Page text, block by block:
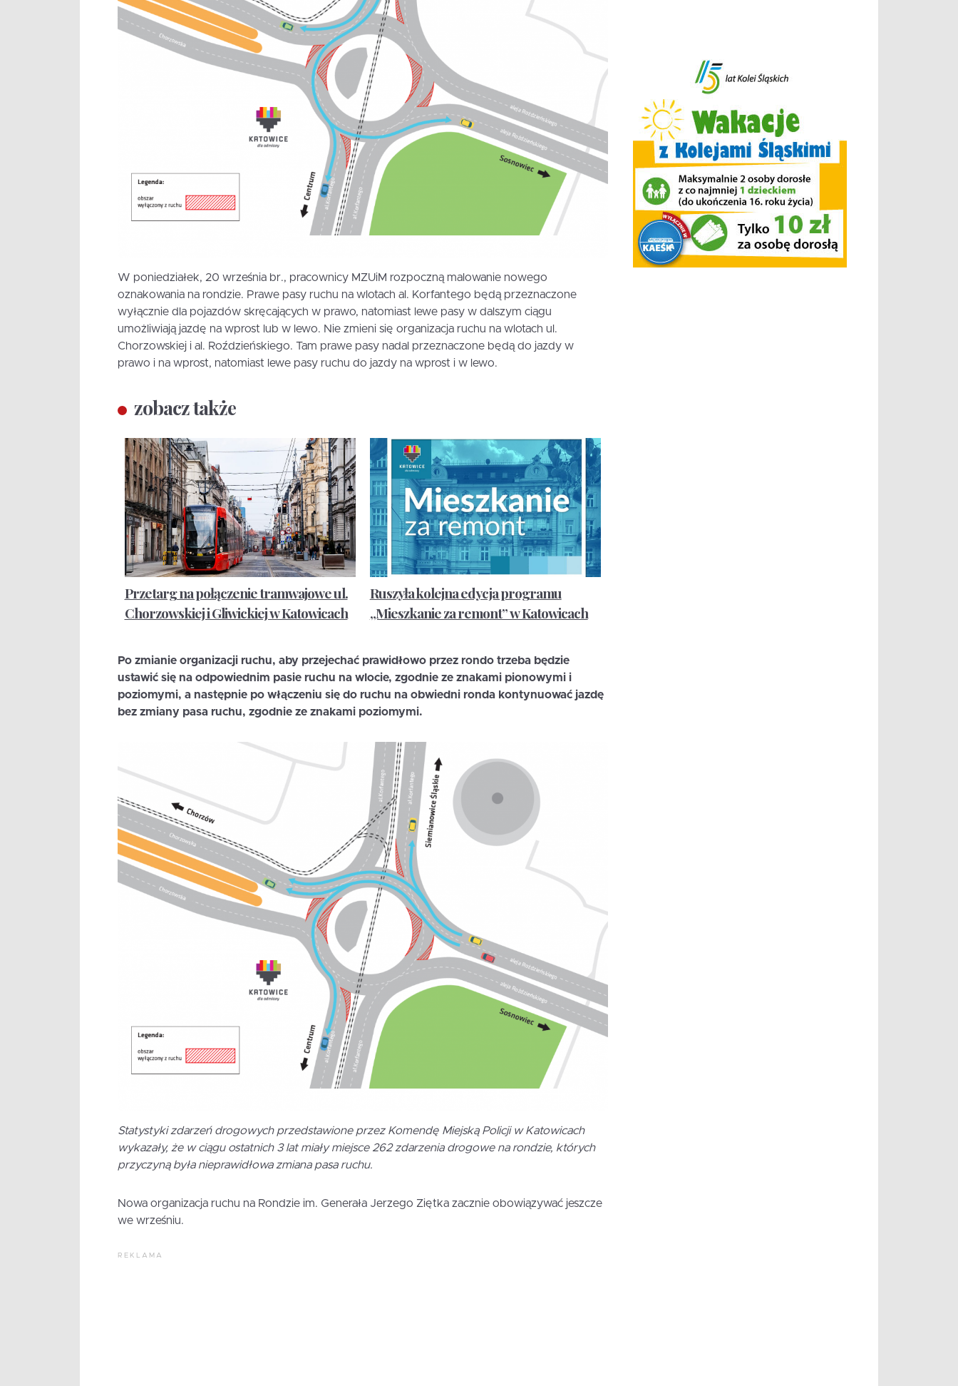
W poniedziałek, 20 września br., pracownicy MZUiM rozpoczną malowanie nowego
oznakowania na rondzie. Prawe pasy ruchu na wlotach al. Korfantego będą przeznaczone
wyłącznie dla pojazdów skręcających w prawo, natomiast lewe pasy w dalszym ciągu
umożliwiają jazdę na wprost lub w lewo. Nie zmieni się organizacja ruchu na wlotach ul.
Chorzowskiej i al. Roździeńskiego. Tam prawe pasy nadal przeznaczone będą do jazdy w
prawo i na wprost, natomiast lewe pasy ruchu do jazdy na wprost i w lewo.
zobacz także
Przetarg na połączenie tramwajowe ul.
Chorzowskiej i Gliwickiej w Katowicach
Ruszyła kolejna edycja programu
„Mieszkanie za remont” w Katowicach
Po zmianie organizacji ruchu, aby przejechać prawidłowo przez rondo trzeba będzie
ustawić się na odpowiednim pasie ruchu na wlocie, zgodnie ze znakami pionowymi i
poziomymi, a następnie po włączeniu się do ruchu na obwiedni ronda kontynuować jazdę
bez zmiany pasa ruchu, zgodnie ze znakami poziomymi.
Statystyki zdarzeń drogowych przedstawione przez Komendę Miejską Policji w Katowicach
wykazały, że w ciągu ostatnich 3 lat miały miejsce 262 zdarzenia drogowe na rondzie, których
przyczyną była nieprawidłowa zmiana pasa ruchu.
Nowa organizacja ruchu na Rondzie im. Generała Jerzego Ziętka zacznie obowiązywać jeszcze
we wrześniu.
REKLAMA